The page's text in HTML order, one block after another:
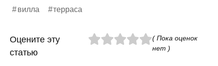
вилла терраса
Оцените эту
статью
( Пока оценок
нет )